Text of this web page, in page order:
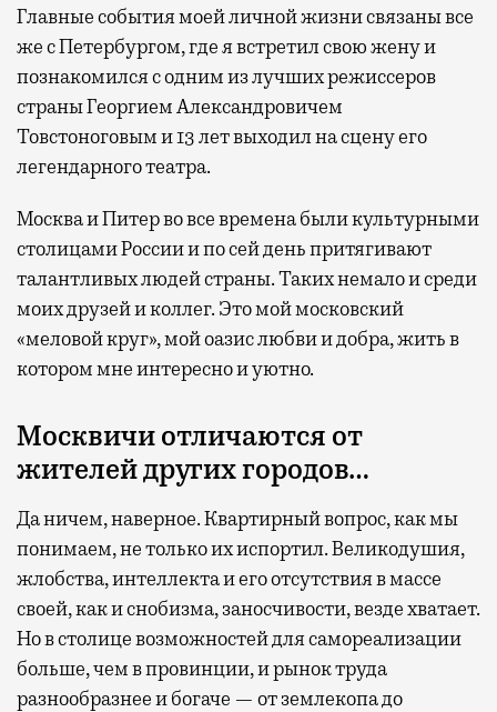
Главные события моей личной жизни связаны все
же с Петербургом, где я встретил свою жену и
познакомился с одним из лучших режиссеров
страны Георгием Александровичем
Товстоноговым и 13 лет выходил на сцену его
легендарного театра.
Москва и Питер во все времена были культурными
столицами России и по сей день притягивают
талантливых людей страны. Таких немало и среди
моих друзей и коллег. Это мой московский
«меловой круг», мой оазис любви и добра, жить в
котором мне интересно и уютно.
Москвичи отличаются от
жителей других городов…
Да ничем, наверное. Квартирный вопрос, как мы
понимаем, не только их испортил. Великодушия,
жлобства, интеллекта и его отсутствия в массе
своей, как и снобизма, заносчивости, везде хватает.
Но в столице возможностей для самореализации
больше, чем в провинции, и рынок труда
разнообразнее и богаче — от землекопа до